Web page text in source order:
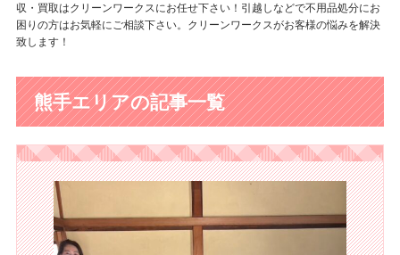
収・買取はクリーンワークスにお任せ下さい！引越しなどで不用品処分にお
困りの方はお気軽にご相談下さい。クリーンワークスがお客様の悩みを解決
致します！
熊手エリアの記事一覧